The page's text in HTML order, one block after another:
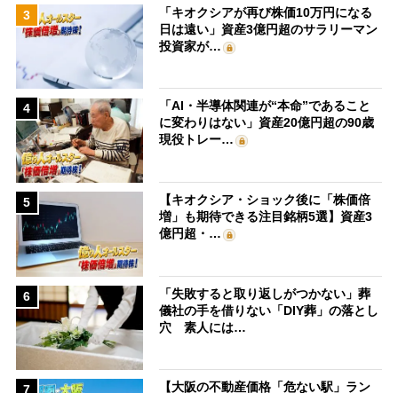
3
「キオクシアが再び株価10万円になる
日は遠い」資産3億円超のサラリーマン
投資家が…
4
「AI・半導体関連が“本命”であること
に変わりはない」資産20億円超の90歳
現役トレー…
5
【キオクシア・ショック後に「株価倍
増」も期待できる注目銘柄5選】資産3
億円超・…
6
「失敗すると取り返しがつかない」葬
儀社の手を借りない「DIY葬」の落とし
穴 素人には…
7
【大阪の不動産価格「危ない駅」ラン